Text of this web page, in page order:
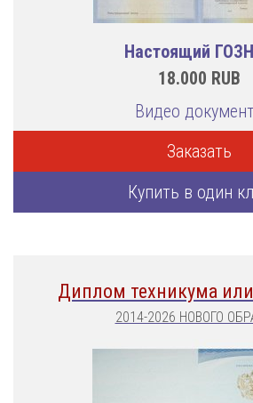
Настоящий
18.000 RUB
Видео
Заказать
Купить в один
Диплом техникума
2014-2026 НОВОГО